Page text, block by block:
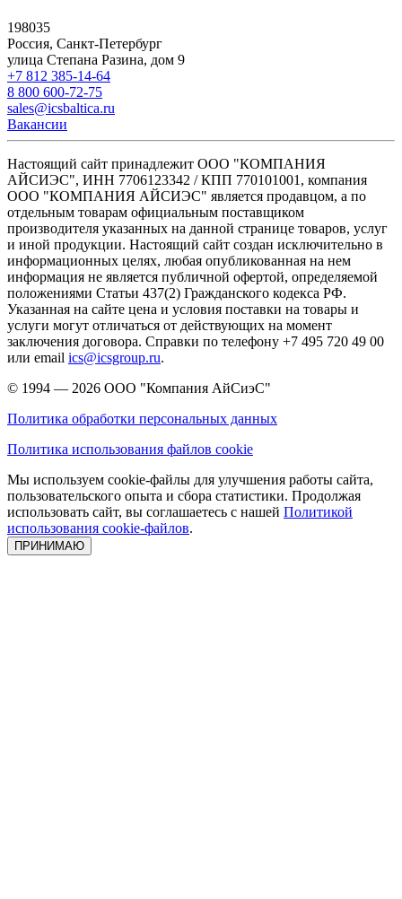
198035
Россия, Санкт-Петербург
улица Степана Разина, дом 9
+7 812 385-14-64
8 800 600-72-75
sales@icsbaltica.ru
Вакансии
Настоящий сайт принадлежит ООО "КОМПАНИЯ
АЙСИЭС", ИНН 7706123342 / КПП 770101001, компания
ООО "КОМПАНИЯ АЙСИЭС" является продавцом, а по
отдельным товарам официальным поставщиком
производителя указанных на данной странице товаров, услуг
и иной продукции. Настоящий сайт создан исключительно в
информационных целях, любая опубликованная на нем
информация не является публичной офертой, определяемой
положениями Статьи 437(2) Гражданского кодекса РФ.
Указанная на сайте цена и условия поставки на товары и
услуги могут отличаться от действующих на момент
заключения договора. Справки по телефону +7 495 720 49 00
или email ics@icsgroup.ru.
© 1994 — 2026 ООО "Компания АйСиэС"
Политика обработки персональных данных
Политика использования файлов cookie
Мы используем cookie-файлы для улучшения работы сайта,
пользовательского опыта и сбора статистики. Продолжая
использовать сайт, вы соглашаетесь с нашей Политикой
использования cookie-файлов.
ПРИНИМАЮ